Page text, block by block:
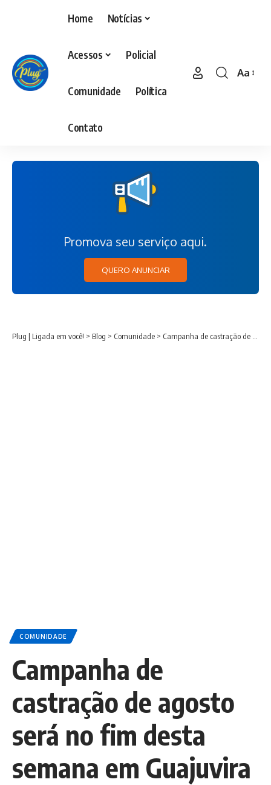
Home Notícias
Acessos Policial
Comunidade Política
Contato
Aa
Promova seu serviço aqui.
QUERO ANUNCIAR
Plug | Ligada em você! > Blog > Comunidade > Campanha de castração de agosto será no fim desta semana em Guajuvira
COMUNIDADE
Campanha de
castração de agosto
será no fim desta
semana em Guajuvira